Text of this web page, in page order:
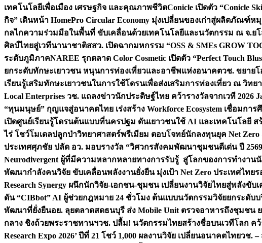
เทคโนโลยีเพื่อเมือง เศรษฐกิจ และคุณภาพชีวิตConicle เปิดตัว “Conicle
กิจ” เดินหน้า HomePro Circular Economy มุ่งเปลี่ยนของเก่าสู่ผลิตภัณฑ์ห
กลไกความร่วมมือในพื้นที่ ขับเคลื่อนด้วยเทคโนโลยีและนวัตกรรม ณ จ.ย
ศิลป์ไทยสู่เวทีนานาชาติสสว. เปิดฉากมหกรรม “OSS & SMEs GROW
ระดับภูมิภาคNAREE รุกตลาด Color Cosmetic เปิดตัว “Perfect Touch
ยกระดับทักษะเยาวชน หนุนการท่องเที่ยวและอาชีพแห่งอนาคตวช. ขยายโ
เรียนรู้เสริมทักษะเยาวชนในการใช้โดรนเพื่อส่งเสริมการท่องเที่ยว ณ วิท
Local Enterprises วช. แถลงข่าวนักประดิษฐ์ไทย คว้ารางวัลจากเวที 2026
“ทุนมนุษย์” กุญแจสู่อนาคตไทย เร่งสร้าง Workforce Ecosystem เชื่อมกา
เปิดศูนย์เรียนรู้โดรนต้นแบบที่นครปฐม ดันเยาวชนใช้ AI และเทคโนโลยี ส
ไร่ โชว์โมเดลปลูกป่าวิทยาศาสตร์พรีเมียม ตอบโจทย์นักลงทุนยุค Net Zero
ประเทศศุภชัย ปลัด อว. มอบรางวัล “วิศวกรสังคมพัฒนาชุมชนดีเด่น ปี
Neurodivergent ผู้ที่มีความหลากหลายทางการรับรู้ สู่โลกของการทำงานนั
พัฒนากำลังคนวิจัย ขับเคลื่อนพลังงานยั่งยืน มุ่งเป้า Net Zero ประเทศไทยร
Research Synergy ผนึกนักวิจัย-เอกชน-ชุมชน เปลี่ยนงานวิจัยไทยสู่พลังขับ
ดัน “CIBbot” AI ผู้ช่วยกฎหมาย 24 ชั่วโมง ต้นแบบนวัตกรรมวิจัยยกระดับ
พัฒนาที่ยั่งยืนอย. ลุยตลาดสดธนบุรี ส่ง Mobile Unit ตรวจอาหารถึงชุมชน
กลาง ชิงถ้วยพระราชทานฯวช. ปลื้ม! นวัตกรรมไทยสร้างชื่อบนเวทีโลก คว้
Research Expo 2026’ ปีที่ 21 โชว์ 1,000 ผลงานวิจัย เปลี่ยนอนาคตไทยวช. –